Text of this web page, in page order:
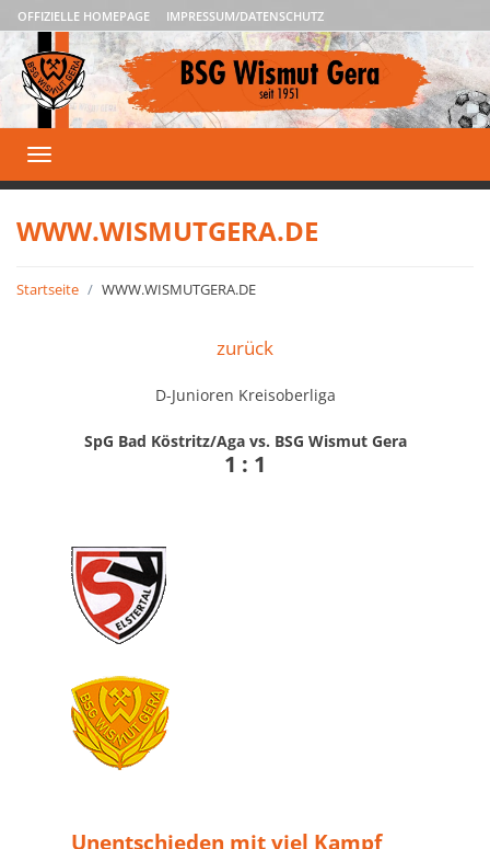
OFFIZIELLE HOMEPAGE IMPRESSUM/DATENSCHUTZ
Toggle
navigation
WWW.WISMUTGERA.DE
Startseite WWW.WISMUTGERA.DE
zurück
D-Junioren Kreisoberliga
SpG Bad Köstritz/Aga vs. BSG Wismut Gera
1 : 1
Unentschieden mit viel Kampf